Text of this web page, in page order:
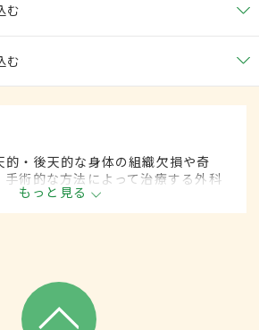
む
む
的・後天的な身体の組織欠損や奇
術的な方法によって治療する外科
もっと見る